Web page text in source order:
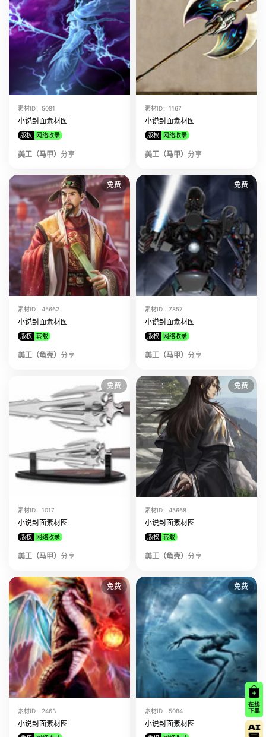
该美工上传了小说封面素材图 素材ID:5081
该美工上传了小说封面素材图 素材ID:5079
该美工上传了小说封面素材图 素材ID:4176
该美工上传了 小说封面素材图 素材ID:4118
该美工上传了小说封面素材图 素材ID:3628
该美工上传了
小说封面素材图 素材ID:3163
该美工上传了
小说封面素材图 素材ID:3155
素材ID：5081
小说封面素材图
版权 网络收录
美工（马甲） 分享
素材ID：1167
小说封面素材图
版权 网络收录
美工（马甲） 分享
免费
素材ID：45662
小说封面素材图
版权 转载
美工（龟壳） 分享
免费
素材ID：7857
小说封面素材图
版权 网络收录
美工（马甲） 分享
免费
素材ID：1017
小说封面素材图
版权 网络收录
美工（马甲） 分享
免费
素材ID：45668
小说封面素材图
版权 转载
美工（龟壳） 分享
免费
素材ID：2463
小说封面素材图
免费
素材ID：5084
小说封面素材图